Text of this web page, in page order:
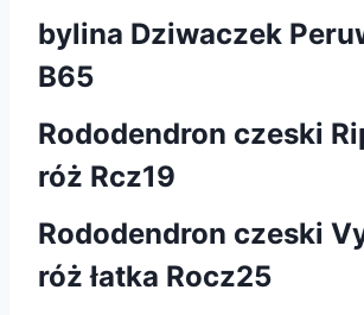
bylina Dziwaczek
B65
Rododendron czeski
róż Rcz19
Rododendron czeski
róż łatka Rocz25